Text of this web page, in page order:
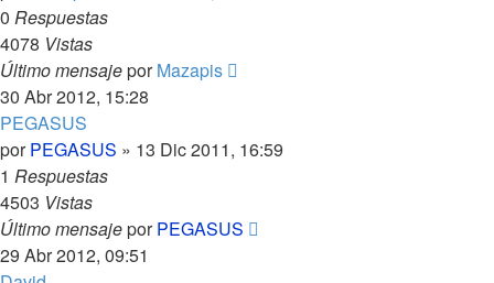
0 Respuestas
4078 Vistas
Último mensajeporMazapis
30 Abr 2012, 15:28
PEGASUS
porPEGASUS » 13 Dic 2011, 16:59
1 Respuestas
4503 Vistas
Último mensajeporPEGASUS
29 Abr 2012, 09:51